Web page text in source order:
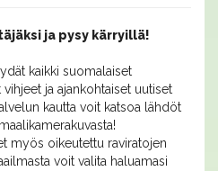
ja pysy kärryillä!
kaikki suomalaiset
ja ajankohtaiset uutiset
kautta voit katsoa lähdöt
myös oikeutettu raviratojen
voit valita haluamasi